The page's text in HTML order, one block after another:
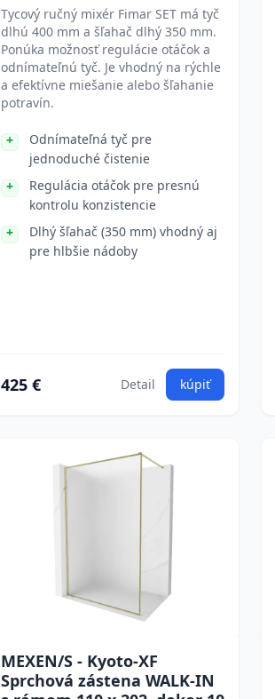
Tycový ručný mixér Fimar SET má tyč
dlhú 400 mm a šľahač dlhý 350 mm.
Ponúka možnosť regulácie otáčok a
odnímateľnú tyč. Je vhodný na rýchle
a efektívne miešanie alebo šľahanie
potravín.
Odnímateľná tyč pre
jednoduché čistenie
Regulácia otáčok pre presnú
kontrolu konzistencie
Dlhý šľahač (350 mm) vhodný aj
pre hlbšie nádoby
425 € Detail kúpiť
MEXEN/S - Kyoto-XF
Sprchová zástena WALK-IN